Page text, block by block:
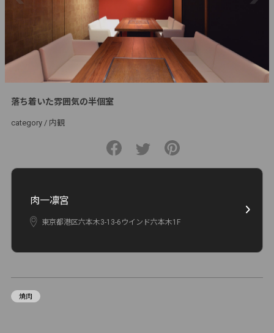
落ち着いた雰囲気の半個室
category / 内観
肉一凛宮
東京都港区六本木3-13-6ウインド六本木1F
焼肉